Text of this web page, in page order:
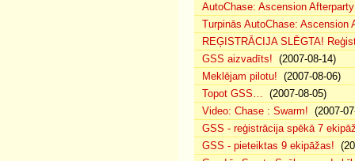
AutoChase: Ascension
Turpinās AutoChase: Ascension
REĢISTRĀCIJA SLĒGTA!
GSS aizvadīts! (2007-08-14)
Meklējam pilotu! (2007-08-06)
Topot GSS… (2007-08-05)
Video: Chase : Swarm! (2007-
GSS - reģistrācija spēkā 7
GSS - pieteiktas 9 ekipāžas!